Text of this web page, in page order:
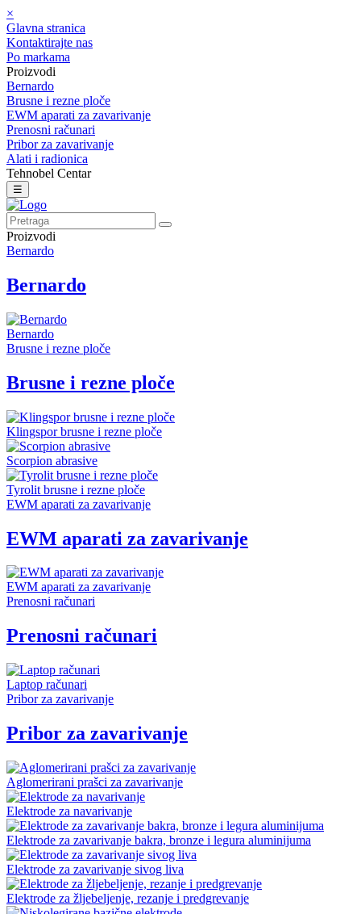
×
Glavna stranica
Kontaktirajte nas
Po markama
Proizvodi
Bernardo
Brusne i rezne ploče
EWM aparati za zavarivanje
Prenosni računari
Pribor za zavarivanje
Alati i radionica
Tehnobel Centar
☰
Proizvodi
Bernardo
Bernardo
Bernardo
Brusne i rezne ploče
Brusne i rezne ploče
Klingspor brusne i rezne ploče
Scorpion abrasive
Tyrolit brusne i rezne ploče
EWM aparati za zavarivanje
EWM aparati za zavarivanje
EWM aparati za zavarivanje
Prenosni računari
Prenosni računari
Laptop računari
Pribor za zavarivanje
Pribor za zavarivanje
Aglomerirani prašci za zavarivanje
Elektrode za navarivanje
Elektrode za zavarivanje bakra, bronze i legura aluminijuma
Elektrode za zavarivanje sivog liva
Elektrode za žljebeljenje, rezanje i predgrevanje